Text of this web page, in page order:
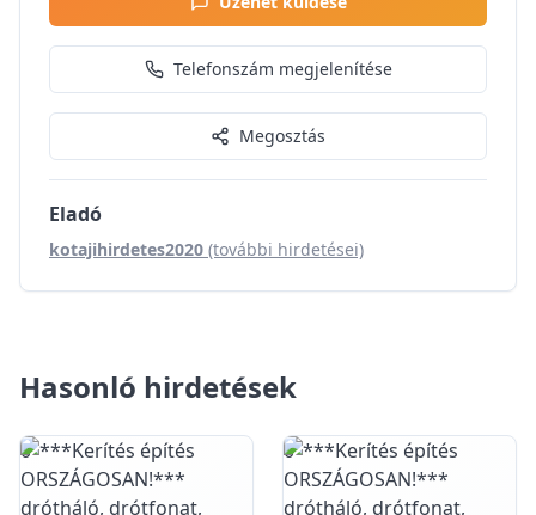
Telefonszám megjelenítése
Megosztás
Eladó
kotajihirdetes2020 (további hirdetései)
Hasonló hirdetések
0 0